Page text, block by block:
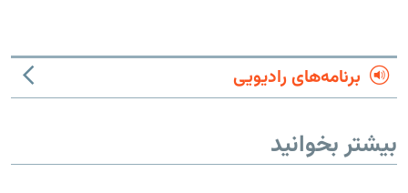
برنامه‌های رادیویی
بیشتر بخوانید